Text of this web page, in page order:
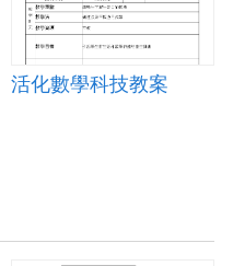
活化數學科技教案